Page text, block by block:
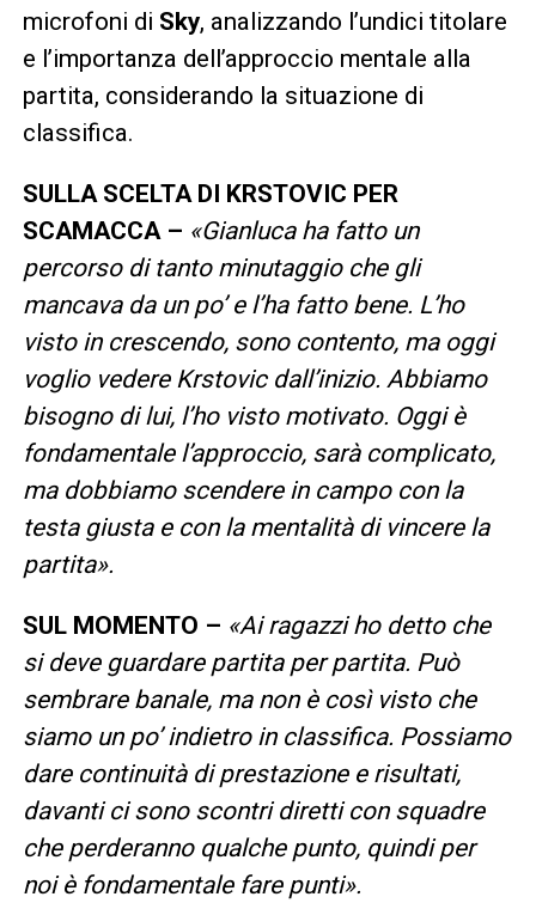
microfoni di Sky, analizzando l’undici titolare
e l’importanza dell’approccio mentale alla
partita, considerando la situazione di
classifica.
SULLA SCELTA DI KRSTOVIC PER
SCAMACCA – «Gianluca ha fatto un
percorso di tanto minutaggio che gli
mancava da un po’ e l’ha fatto bene. L’ho
visto in crescendo, sono contento, ma oggi
voglio vedere Krstovic dall’inizio. Abbiamo
bisogno di lui, l’ho visto motivato. Oggi è
fondamentale l’approccio, sarà complicato,
ma dobbiamo scendere in campo con la
testa giusta e con la mentalità di vincere la
partita».
SUL MOMENTO – «Ai ragazzi ho detto che
si deve guardare partita per partita. Può
sembrare banale, ma non è così visto che
siamo un po’ indietro in classifica. Possiamo
dare continuità di prestazione e risultati,
davanti ci sono scontri diretti con squadre
che perderanno qualche punto, quindi per
noi è fondamentale fare punti».